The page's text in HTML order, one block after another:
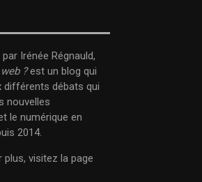
Irénée Régnauld,
?est un blog qui
différents débats qui
nouvelles
le numérique en
2014.
plus, visitez la page